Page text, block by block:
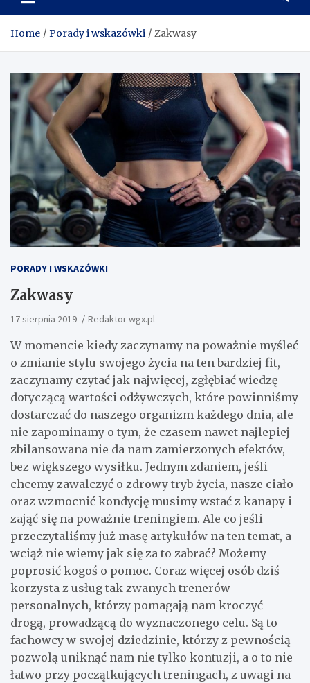
wskazówek o siłowni,
odżywkach i suplementacji
Home Porady i wskazówki Zakwasy
PORADY I WSKAZÓWKI
Zakwasy
17 sierpnia 2019 Redaktor wgx.pl
W momencie kiedy zaczynamy na poważnie myśleć
o zmianie stylu swojego życia na ten bardziej fit,
zaczynamy czytać jak najwięcej, zgłębiać wiedzę
dotyczącą wartości odżywczych, które powinniśmy
dostarczać do naszego organizm każdego dnia, ale
nie zapominamy o tym, że czasem nawet najlepiej
zbilansowana nie da nam zamierzonych efektów,
bez większego wysiłku. Jednym zdaniem, jeśli
chcemy zawalczyć o zdrowy tryb życia, nasze ciało
oraz wzmocnić kondycję musimy wstać z kanapy i
zająć się na poważnie treningiem. Ale co jeśli
przeczytaliśmy już masę artykułów na ten temat, a
wciąż nie wiemy jak się za to zabrać? Możemy
poprosić kogoś o pomoc. Coraz więcej osób dziś
korzysta z usług tak zwanych trenerów
personalnych, którzy pomagają nam kroczyć
drogą, prowadzącą do wyznaczonego celu. Są to
fachowcy w swojej dziedzinie, którzy z pewnością
pozwolą uniknąć nam nie tylko kontuzji, a o to nie
łatwo przy początkujących treningach, z uwagi na